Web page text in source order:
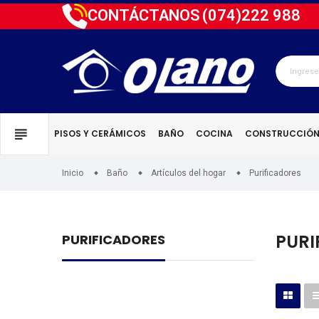
CONTÁCTANOS (074)222 988
PISOS Y CERÁMICOS BAÑO COCINA CONSTRUCCIÓN
Inicio Baño Artículos del hogar Purificadores
PURIFICADORES